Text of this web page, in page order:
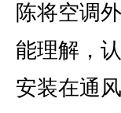
陈将空调
能理解，
安装在通